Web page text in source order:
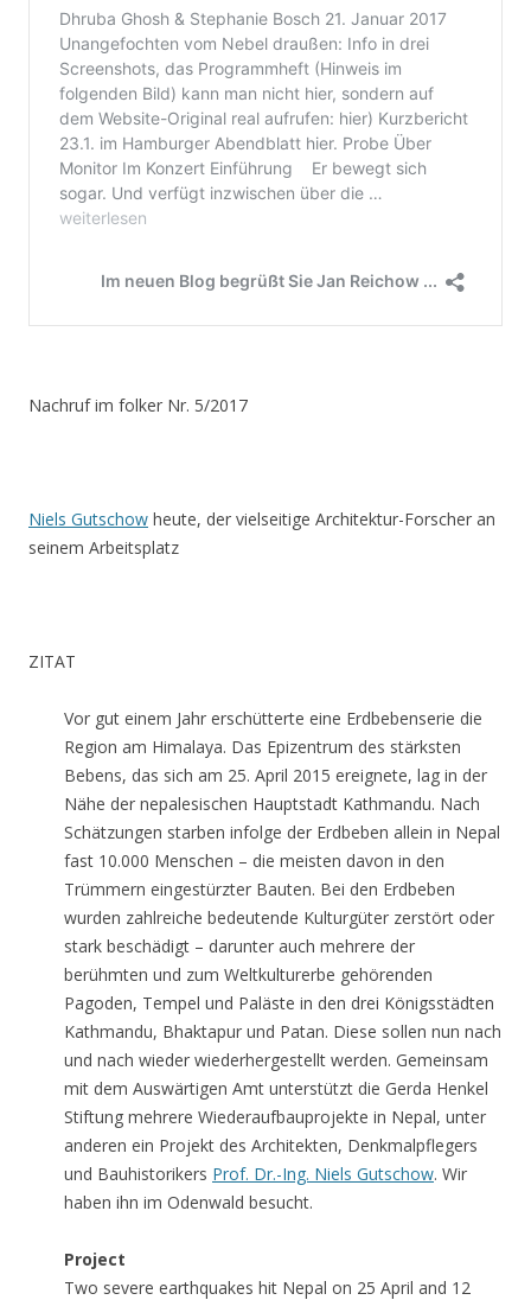
Nachruf im folker Nr. 5/2017
Niels Gutschow heute, der vielseitige Architektur-Forscher an
seinem Arbeitsplatz
ZITAT
Vor gut einem Jahr erschütterte eine Erdbebenserie die
Region am Himalaya. Das Epizentrum des stärksten
Bebens, das sich am 25. April 2015 ereignete, lag in der
Nähe der nepalesischen Hauptstadt Kathmandu. Nach
Schätzungen starben infolge der Erdbeben allein in Nepal
fast 10.000 Menschen – die meisten davon in den
Trümmern eingestürzter Bauten. Bei den Erdbeben
wurden zahlreiche bedeutende Kulturgüter zerstört oder
stark beschädigt – darunter auch mehrere der
berühmten und zum Weltkulturerbe gehörenden
Pagoden, Tempel und Paläste in den drei Königsstädten
Kathmandu, Bhaktapur und Patan. Diese sollen nun nach
und nach wieder wiederhergestellt werden. Gemeinsam
mit dem Auswärtigen Amt unterstützt die Gerda Henkel
Stiftung mehrere Wiederaufbauprojekte in Nepal, unter
anderen ein Projekt des Architekten, Denkmalpflegers
und Bauhistorikers Prof. Dr.-Ing. Niels Gutschow. Wir
haben ihn im Odenwald besucht.
Project
Two severe earthquakes hit Nepal on 25 April and 12